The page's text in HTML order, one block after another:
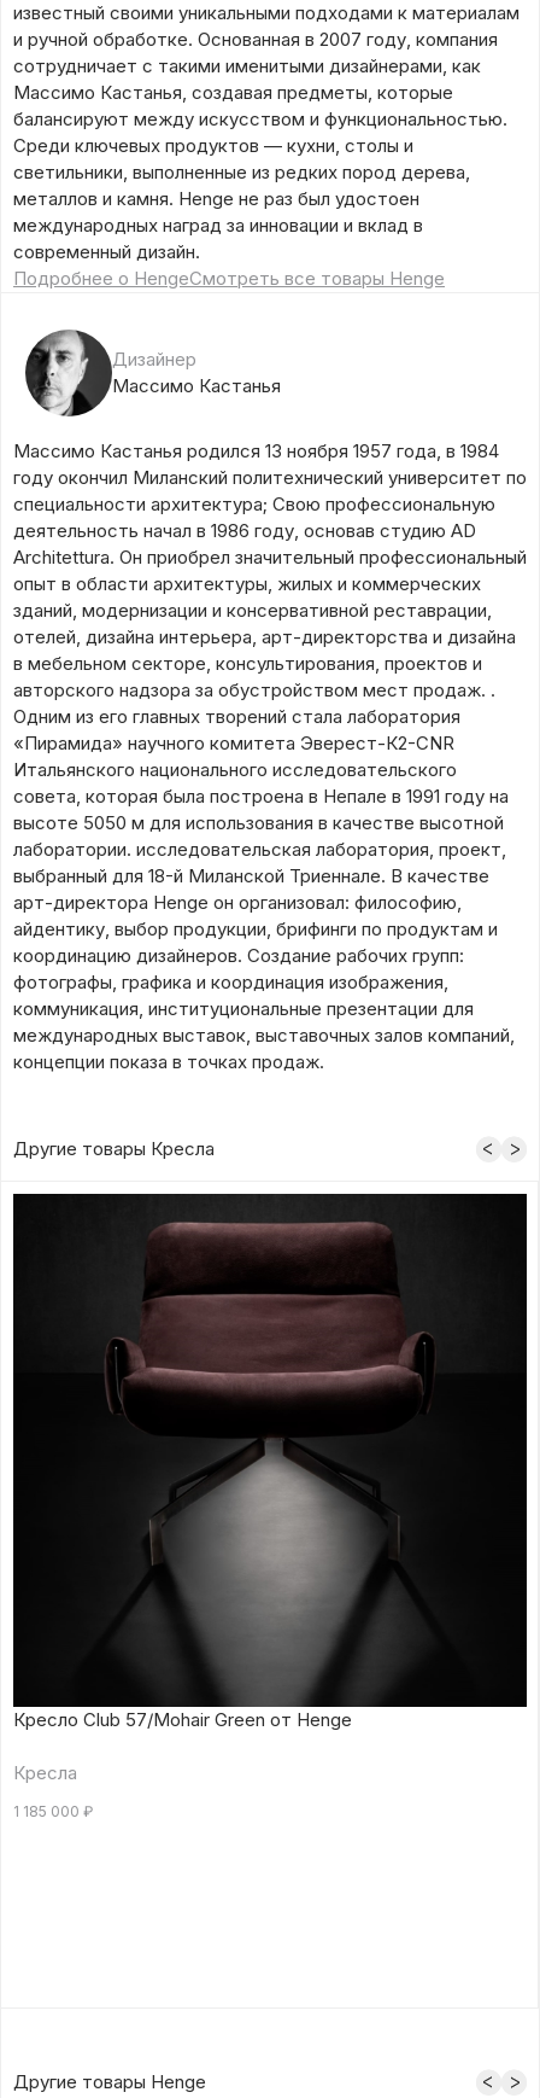
известный своими уникальными подходами к материалам
и ручной обработке. Основанная в 2007 году, компания
сотрудничает с такими именитыми дизайнерами, как
Массимо Кастанья, создавая предметы, которые
балансируют между искусством и функциональностью.
Среди ключевых продуктов — кухни, столы и
светильники, выполненные из редких пород дерева,
металлов и камня. Henge не раз был удостоен
международных наград за инновации и вклад в
современный дизайн.
Подробнее о HengeСмотреть все товары Henge
Дизайнер
Массимо Кастанья
Массимо Кастанья родился 13 ноября 1957 года, в 1984
году окончил Миланский политехнический университет по
специальности архитектура; Свою профессиональную
деятельность начал в 1986 году, основав студию AD
Architettura. Он приобрел значительный профессиональный
опыт в области архитектуры, жилых и коммерческих
зданий, модернизации и консервативной реставрации,
отелей, дизайна интерьера, арт-директорства и дизайна
в мебельном секторе, консультирования, проектов и
авторского надзора за обустройством мест продаж. .
Одним из его главных творений стала лаборатория
«Пирамида» научного комитета Эверест-К2-CNR
Итальянского национального исследовательского
совета, которая была построена в Непале в 1991 году на
высоте 5050 м для использования в качестве высотной
лаборатории. исследовательская лаборатория, проект,
выбранный для 18-й Миланской Триеннале. В качестве
арт-директора Henge он организовал: философию,
айдентику, выбор продукции, брифинги по продуктам и
координацию дизайнеров. Создание рабочих групп:
фотографы, графика и координация изображения,
коммуникация, институциональные презентации для
международных выставок, выставочных залов компаний,
концепции показа в точках продаж.
Другие товары Кресла
Кресло Club 57/Mohair Green от Henge
Кресла
1 185 000 ₽
Другие товары Henge